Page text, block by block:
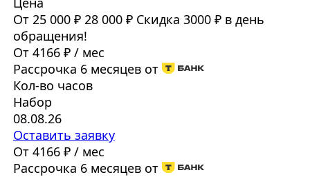
От 25 000 ₽ 28 000 ₽ Скидка 3000 ₽ в день
обращения!
От 4166 ₽ / мес
Рассрочка 6 месяцев от
Кол-во часов
Набор
08.08.26
Оставить заявку
От 4166 ₽ / мес
Рассрочка 6 месяцев от